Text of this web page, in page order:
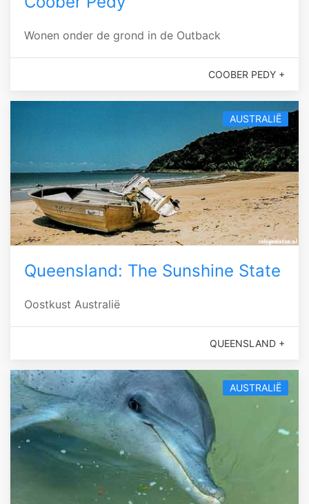
Wonen onder de grond in de Outback
COOBER PEDY +
AUSTRALIË
Queensland: The Sunshine State
Oostkust Australië
QUEENSLAND +
AUSTRALIË